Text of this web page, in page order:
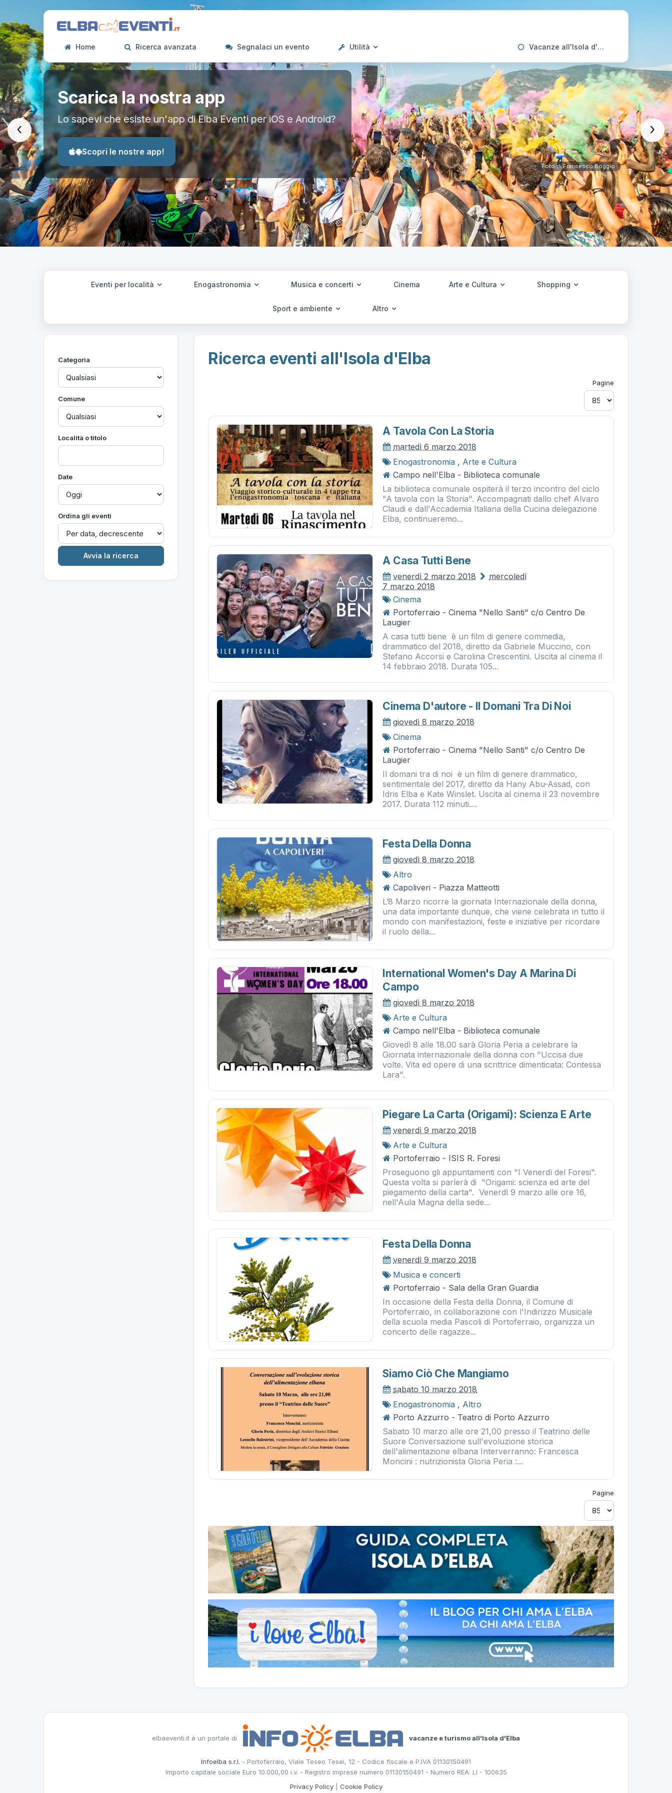
Home Ricerca avanzata Segnalaci un evento Utilità Vacanze all'Isola d'Elba
Scarica la nostra app
Lo sapevi che esiste un'app di Elba Eventi per iOS e Android?
Scopri le nostre app!
Foto di Francesco Boggio
‹ ›
Eventi per località Enogastronomia Musica e concerti Cinema Arte e Cultura Shopping
Sport e ambiente Altro
Categoria
Comune
Località o titolo
Date
Ordina gli eventi
Ricerca eventi all'Isola d'Elba
Pagine
A Tavola Con La Storia
martedì 6 marzo 2018
Enogastronomia , Arte e Cultura
Campo nell'Elba - Biblioteca comunale
La biblioteca comunale ospiterà il terzo incontro del ciclo
"A tavola con la Storia". Accompagnati dallo chef Alvaro
Claudi e dall'Accademia Italiana della Cucina delegazione
Elba, continueremo...
A Casa Tutti Bene
venerdì 2 marzo 2018
mercoledì
7 marzo 2018
Cinema
Portoferraio - Cinema "Nello Santi" c/o Centro De
Laugier
A casa tutti bene è un film di genere commedia,
drammatico del 2018, diretto da Gabriele Muccino, con
Stefano Accorsi e Carolina Crescentini. Uscita al cinema il
14 febbraio 2018. Durata 105...
Cinema D'autore - Il Domani Tra Di Noi
giovedì 8 marzo 2018
Cinema
Portoferraio - Cinema "Nello Santi" c/o Centro De
Laugier
Il domani tra di noi è un film di genere drammatico,
sentimentale del 2017, diretto da Hany Abu-Assad, con
Idris Elba e Kate Winslet. Uscita al cinema il 23 novembre
2017. Durata 112 minuti....
Festa Della Donna
giovedì 8 marzo 2018
Altro
Capoliveri - Piazza Matteotti
L’8 Marzo ricorre la giornata Internazionale della donna,
una data importante dunque, che viene celebrata in tutto il
mondo con manifestazioni, feste e iniziative per ricordare
il ruolo della...
International Women's Day A Marina Di
Campo
giovedì 8 marzo 2018
Arte e Cultura
Campo nell'Elba - Biblioteca comunale
Giovedì 8 alle 18.00 sarà Gloria Peria a celebrare la
Giornata internazionale della donna con "Uccisa due
volte. Vita ed opere di una scrittrice dimenticata: Contessa
Lara".
Piegare La Carta (origami): Scienza E Arte
venerdì 9 marzo 2018
Arte e Cultura
Portoferraio - ISIS R. Foresi
Proseguono gli appuntamenti con "I Venerdì del Foresi".
Questa volta si parlerà di "Origami: scienza ed arte del
piegamento della carta". Venerdì 9 marzo alle ore 16,
nell'Aula Magna della sede...
Festa Della Donna
venerdì 9 marzo 2018
Musica e concerti
Portoferraio - Sala della Gran Guardia
In occasione della Festa della Donna, il Comune di
Portoferraio, in collaborazione con l'Indirizzo Musicale
della scuola media Pascoli di Portoferraio, organizza un
concerto delle ragazze...
Siamo Ciò Che Mangiamo
sabato 10 marzo 2018
Enogastronomia , Altro
Porto Azzurro - Teatro di Porto Azzurro
Sabato 10 marzo alle ore 21,00 presso il Teatrino delle
Suore Conversazione sull'evoluzione storica
dell'alimentazione elbana Interverranno: Francesca
Moncini : nutrizionista Gloria Peria :...
Pagine
elbaeventi.it è un portale di vacanze e turismo all'Isola d'Elba
Infoelba s.r.l. - Portoferraio, Viale Teseo Tesei, 12 - Codice fiscale e P.IVA 01130150491
Importo capitale sociale Euro 10.000,00 i.v. - Registro imprese numero 01130150491 - Numero REA: LI - 100635
Privacy Policy| Cookie Policy